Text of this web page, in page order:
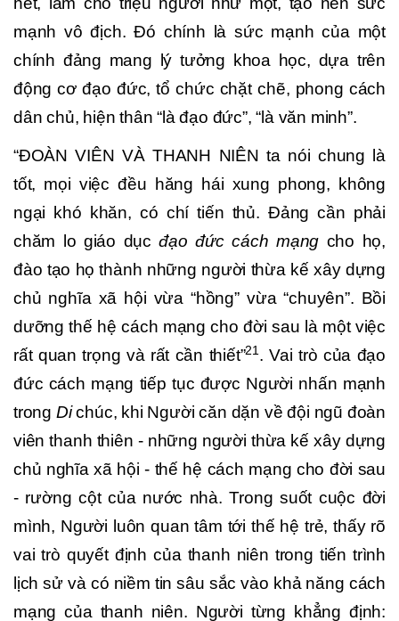
mạnh vô địch. Đó chính là sức mạnh của một
chính đảng mang lý tưởng khoa học, dựa trên
động cơ đạo đức, tổ chức chặt chẽ, phong cách
dân chủ, hiện thân “là đạo đức”, “là văn minh”.
“ĐOÀN VIÊN VÀ THANH NIÊN ta nói chung là
tốt, mọi việc đều hăng hái xung phong, không
ngại khó khăn, có chí tiến thủ. Đảng cần phải
chăm lo giáo dụcđạo đức cách mạng cho họ,
đào tạo họ thành những người thừa kế xây dựng
chủ nghĩa xã hội vừa “hồng” vừa “chuyên”. Bồi
dưỡng thế hệ cách mạng cho đời sau là một việc
rất quan trọng và rất cần thiết”21. Vai trò của đạo
đức cách mạng tiếp tục được Người nhấn mạnh
trong Dichúc, khi Người căn dặn về đội ngũ đoàn
viên thanh thiên - những người thừa kế xây dựng
chủ nghĩa xã hội - thế hệ cách mạng cho đời sau
- rường cột của nước nhà. Trong suốt cuộc đời
mình, Người luôn quan tâm tới thế hệ trẻ, thấy rõ
vai trò quyết định của thanh niên trong tiến trình
lịch sử và có niềm tin sâu sắc vào khả năng cách
mạng của thanh niên. Người từng khẳng định: